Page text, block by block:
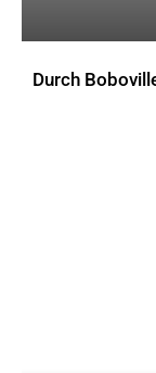
Durch